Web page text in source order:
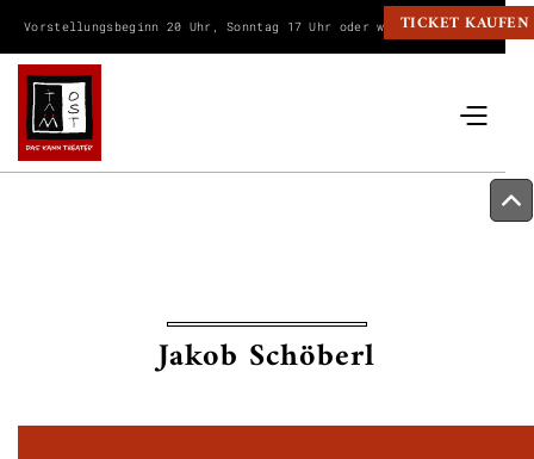
Vorstellungsbeginn 20 Uhr, Sonntag 17 Uhr oder wie angegeben.
TICKET KAUFEN
Jakob Schöberl